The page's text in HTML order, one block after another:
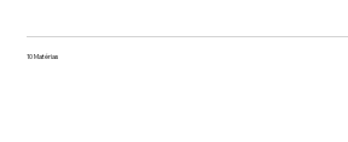
10 Matérias